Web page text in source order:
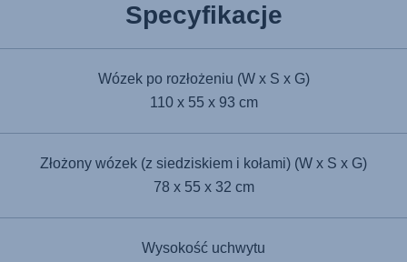
Specyfikacje
Wózek po rozłożeniu (W x S x G)
110 x 55 x 93 cm
Złożony wózek (z siedziskiem i kołami) (W x S x G)
78 x 55 x 32 cm
Wysokość uchwytu